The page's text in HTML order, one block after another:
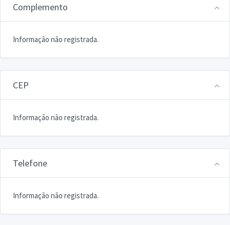
Complemento
Informação não registrada.
CEP
Informação não registrada.
Telefone
Informação não registrada.